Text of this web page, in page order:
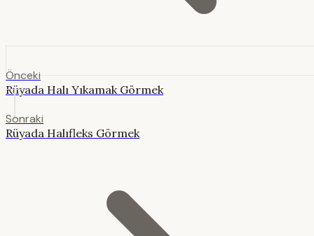
Önceki
Rüyada Halı Yıkamak Görmek
Sonraki
Rüyada Halıfleks Görmek